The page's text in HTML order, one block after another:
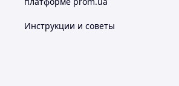
Инструкции и советы